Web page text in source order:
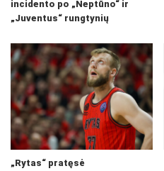
incidento po „Neptūno“ ir
„Juventus“ rungtynių
„Rytas“ pratęsė